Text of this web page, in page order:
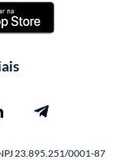
23.895.251/0001-87